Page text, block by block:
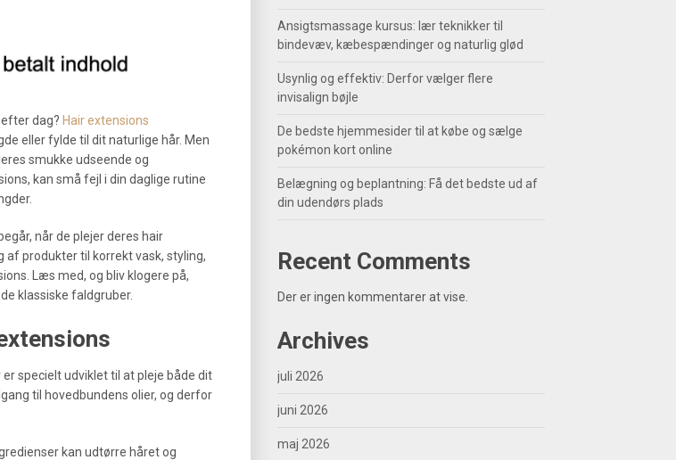
dag? Hair extensions
eller fylde til dit naturlige hår. Men
smukke udseende og
kan små fejl i din daglige rutine
når de plejer deres hair
af produkter til korrekt vask, styling,
Læs med, og bliv klogere på,
klassiske faldgruber.
specielt udviklet til at pleje både dit
til hovedbundens olier, og derfor
kan udtørre håret og
Ansigtsmassage kursus: lær teknikker til
bindevæv, kæbespændinger og naturlig glød
Usynlig og effektiv: Derfor vælger flere
invisalign bøjle
De bedste hjemmesider til at købe og sælge
pokémon kort online
Belægning og beplantning: Få det bedste ud af
din udendørs plads
Recent Comments
Der er ingen kommentarer at vise.
Archives
juli 2026
juni 2026
maj 2026